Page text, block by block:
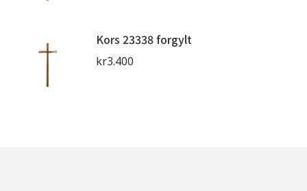
Kors 23338 forgylt
kr3.400